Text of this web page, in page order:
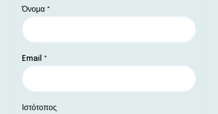
Όνομα *
Email *
Ιστότοπος